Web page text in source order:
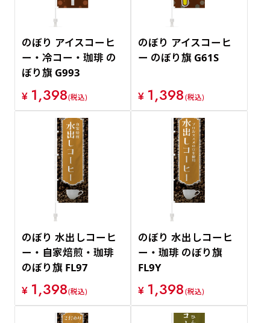
のぼり アイスコーヒ
ー・冷コー・珈琲 の
ぼり旗 G993
¥ 1,398(税込)
のぼり アイスコーヒ
ー のぼり旗 G61S
¥ 1,398(税込)
のぼり 水出しコーヒ
ー・自家焙煎・珈琲
のぼり旗 FL97
¥ 1,398(税込)
のぼり 水出しコーヒ
ー・珈琲 のぼり旗
FL9Y
¥ 1,398(税込)